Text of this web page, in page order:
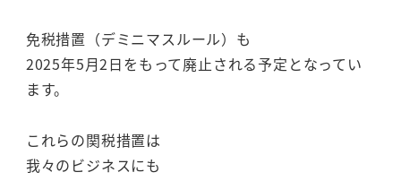
免税措置（デミニマスルール）も
2025年5月2日をもって廃止される予定となってい
ます。
これらの関税措置は
我々のビジネスにも